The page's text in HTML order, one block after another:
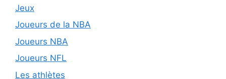
Jeux
Joueurs de la NBA
Joueurs NBA
Joueurs NFL
Les athlètes